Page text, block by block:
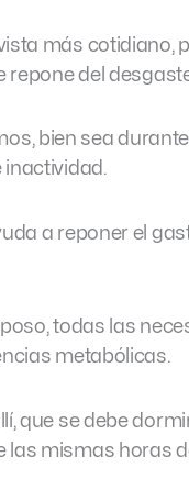
más cotidiano,
repone del
bien sea
a reponer el
todas las
metabólicas.
que se debe
las mismas horas